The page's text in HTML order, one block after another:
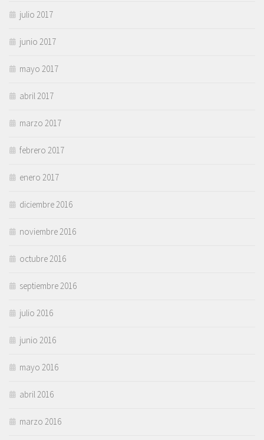
julio 2017
junio 2017
mayo 2017
abril 2017
marzo 2017
febrero 2017
enero 2017
diciembre 2016
noviembre 2016
octubre 2016
septiembre 2016
julio 2016
junio 2016
mayo 2016
abril 2016
marzo 2016